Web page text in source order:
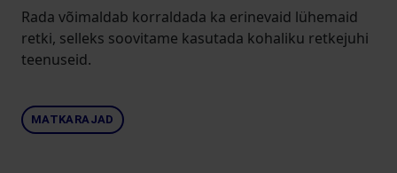
Rada võimaldab korraldada ka erinevaid lühemaid
retki, selleks soovitame kasutada kohaliku retkejuhi
teenuseid.
MATKARAJAD